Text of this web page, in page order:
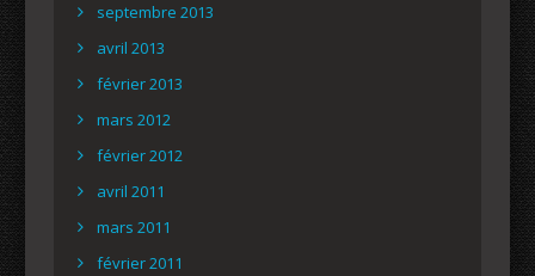
septembre 2013
avril 2013
février 2013
mars 2012
février 2012
avril 2011
mars 2011
février 2011